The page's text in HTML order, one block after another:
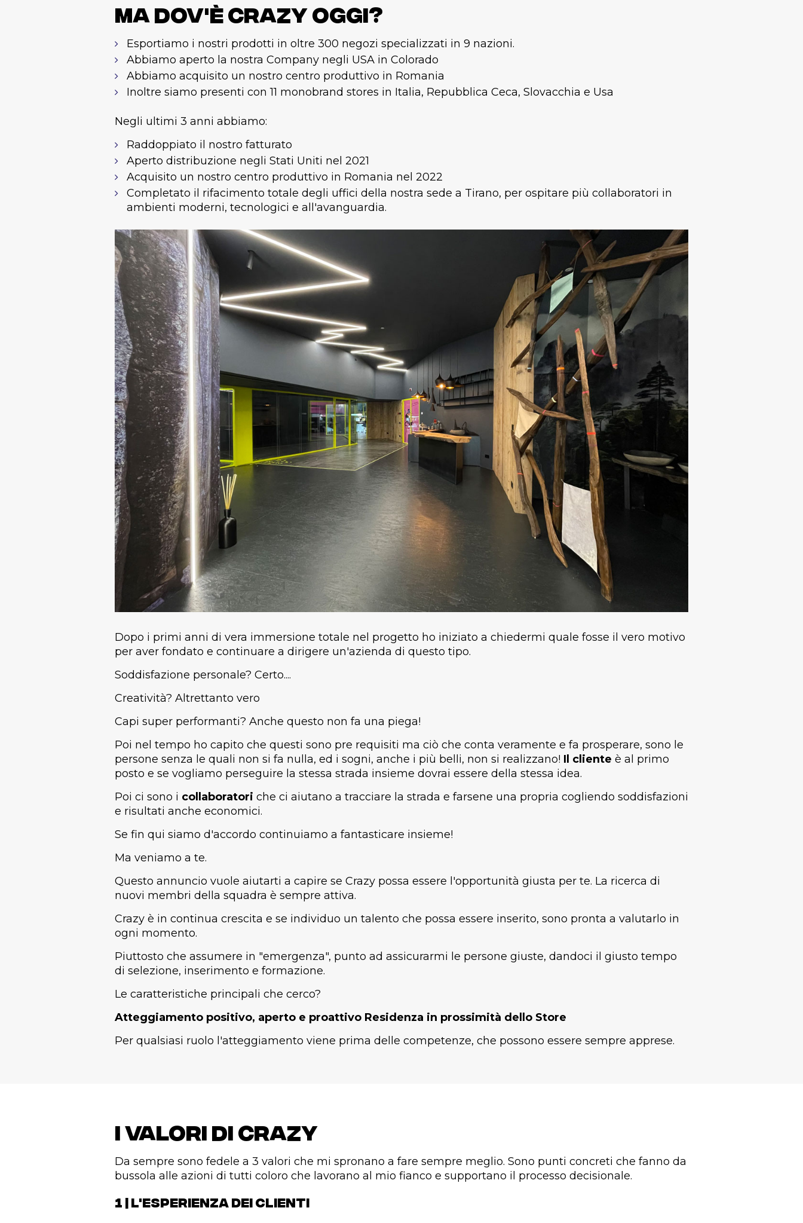
Ma dov'è Crazy oggi?
Esportiamo i nostri prodotti in oltre 300 negozi specializzati in 9 nazioni.
Abbiamo aperto la nostra Company negli USA in Colorado
Abbiamo acquisito un nostro centro produttivo in Romania
Inoltre siamo presenti con 11 monobrand stores in Italia, Repubblica Ceca, Slovacchia e Usa
Negli ultimi 3 anni abbiamo:
Raddoppiato il nostro fatturato
Aperto distribuzione negli Stati Uniti nel 2021
Acquisito un nostro centro produttivo in Romania nel 2022
Completato il rifacimento totale degli uffici della nostra sede a Tirano, per ospitare più collaboratori in
ambienti moderni, tecnologici e all'avanguardia.
Dopo i primi anni di vera immersione totale nel progetto ho iniziato a chiedermi quale fosse il vero motivo
per aver fondato e continuare a dirigere un'azienda di questo tipo.
Soddisfazione personale? Certo....
Creatività? Altrettanto vero
Capi super performanti? Anche questo non fa una piega!
Poi nel tempo ho capito che questi sono pre requisiti ma ciò che conta veramente e fa prosperare, sono le
persone senza le quali non si fa nulla, ed i sogni, anche i più belli, non si realizzano! Il cliente è al primo
posto e se vogliamo perseguire la stessa strada insieme dovrai essere della stessa idea.
Poi ci sono i collaboratori che ci aiutano a tracciare la strada e farsene una propria cogliendo soddisfazioni
e risultati anche economici.
Se fin qui siamo d'accordo continuiamo a fantasticare insieme!
Ma veniamo a te.
Questo annuncio vuole aiutarti a capire se Crazy possa essere l'opportunità giusta per te. La ricerca di
nuovi membri della squadra è sempre attiva.
Crazy è in continua crescita e se individuo un talento che possa essere inserito, sono pronta a valutarlo in
ogni momento.
Piuttosto che assumere in "emergenza", punto ad assicurarmi le persone giuste, dandoci il giusto tempo
di selezione, inserimento e formazione.
Le caratteristiche principali che cerco?
Atteggiamento positivo, aperto e proattivo Residenza in prossimità dello Store
Per qualsiasi ruolo l'atteggiamento viene prima delle competenze, che possono essere sempre apprese.
I valori di Crazy
Da sempre sono fedele a 3 valori che mi spronano a fare sempre meglio. Sono punti concreti che fanno da
bussola alle azioni di tutti coloro che lavorano al mio fianco e supportano il processo decisionale.
1 | L'ESPERIENZA DEI CLIENTI